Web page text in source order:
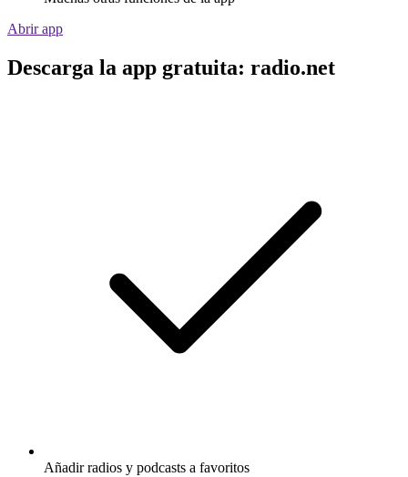
Abrir app
Descarga la app gratuita: radio.net
Añadir radios y podcasts a favoritos